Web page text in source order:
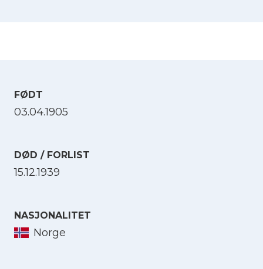
FØDT
03.04.1905
DØD / FORLIST
15.12.1939
NASJONALITET
Norge